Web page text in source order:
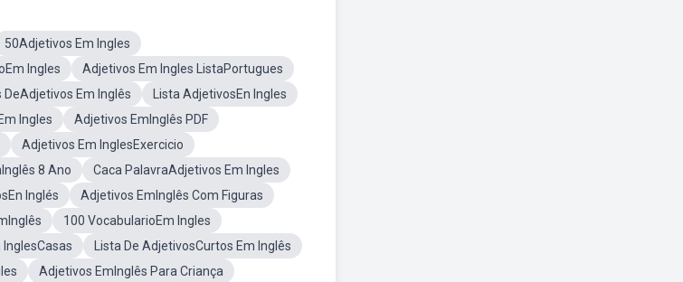
50Adjetivos Em Ingles
Ingles
Adjetivos Em Ingles ListaPortugues
DeAdjetivos Em Inglês
Lista AdjetivosEn Ingles
Ingles
Adjetivos EmInglês PDF
Adjetivos Em InglesExercicio
8 Ano
Caca PalavraAdjetivos Em Ingles
Inglés
Adjetivos EmInglês Com Figuras
100 VocabularioEm Ingles
Lista De AdjetivosCurtos Em Inglês
Adjetivos EmInglês Para Criança